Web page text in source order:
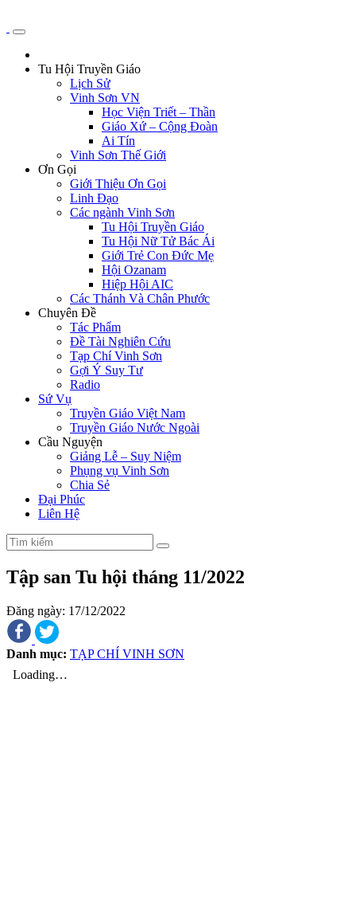
Tu Hội Truyền Giáo
Lịch Sử
Vinh Sơn VN
Học Viện Triết – Thần
Giáo Xứ – Cộng Đoàn
Ai Tín
Vinh Sơn Thế Giới
Ơn Gọi
Giới Thiệu Ơn Gọi
Linh Đạo
Các ngành Vinh Sơn
Tu Hội Truyền Giáo
Tu Hội Nữ Tử Bác Ái
Giới Trẻ Con Đức Mẹ
Hội Ozanam
Hiệp Hội AIC
Các Thánh Và Chân Phước
Chuyên Đề
Tác Phẩm
Đề Tài Nghiên Cứu
Tạp Chí Vinh Sơn
Gợi Ý Suy Tư
Radio
Sứ Vụ
Truyền Giáo Việt Nam
Truyền Giáo Nước Ngoài
Cầu Nguyện
Giảng Lễ – Suy Niệm
Phụng vụ Vinh Sơn
Chia Sẻ
Đại Phúc
Liên Hệ
Tập san Tu hội tháng 11/2022
Đăng ngày: 17/12/2022
Danh mục: TẠP CHÍ VINH SƠN